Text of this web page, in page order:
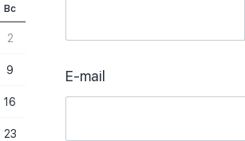
Вс
2
9
16
23
E-mail